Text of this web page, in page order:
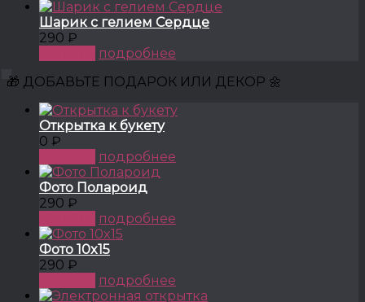
Шарик с гелием Сердце
290 ₽
подробнее
🎁 ДОБАВЬТЕ ПОДАРОК ИЛИ ДЕКОР 🌼
Открытка к букету
0 ₽
подробнее
Фото Полароид
290 ₽
подробнее
Фото 10x15
290 ₽
подробнее